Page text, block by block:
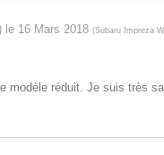
le 16 Mars 2018 (Subaru Impreza
modèle réduit. Je suis très